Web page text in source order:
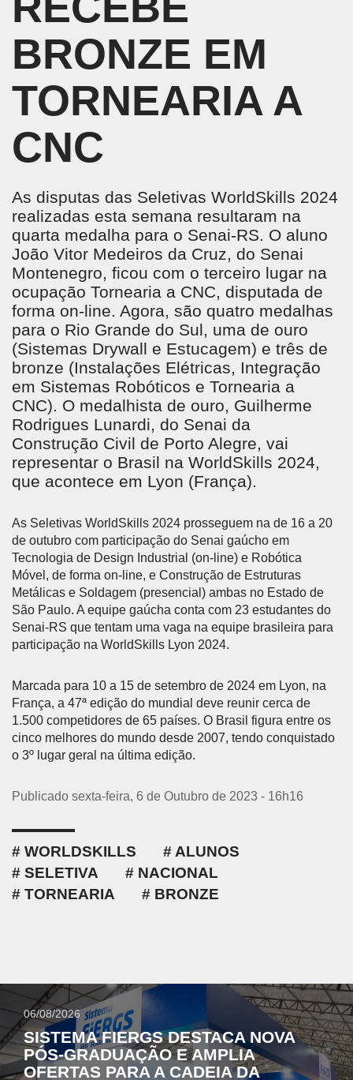
BRONZE EM
TORNEARIA A
CNC
As disputas das Seletivas WorldSkills 2024
realizadas esta semana resultaram na
quarta medalha para o Senai-RS. O aluno
João Vitor Medeiros da Cruz, do Senai
Montenegro, ficou com o terceiro lugar na
ocupação Tornearia a CNC, disputada de
forma on-line. Agora, são quatro medalhas
para o Rio Grande do Sul, uma de ouro
(Sistemas Drywall e Estucagem) e três de
bronze (Instalações Elétricas, Integração
em Sistemas Robóticos e Tornearia a
CNC). O medalhista de ouro, Guilherme
Rodrigues Lunardi, do Senai da
Construção Civil de Porto Alegre, vai
representar o Brasil na WorldSkills 2024,
que acontece em Lyon (França).
As Seletivas WorldSkills 2024 prosseguem na de 16 a 20
de outubro com participação do Senai gaúcho em
Tecnologia de Design Industrial (on-line) e Robótica
Móvel, de forma on-line, e Construção de Estruturas
Metálicas e Soldagem (presencial) ambas no Estado de
São Paulo. A equipe gaúcha conta com 23 estudantes do
Senai-RS que tentam uma vaga na equipe brasileira para
participação na WorldSkills Lyon 2024.
Marcada para 10 a 15 de setembro de 2024 em Lyon, na
França, a 47ª edição do mundial deve reunir cerca de
1.500 competidores de 65 países. O Brasil figura entre os
cinco melhores do mundo desde 2007, tendo conquistado
o 3º lugar geral na última edição.
Publicado sexta-feira, 6 de Outubro de 2023 - 16h16
WORLDSKILLS
ALUNOS
SELETIVA
NACIONAL
TORNEARIA
BRONZE
06/08/2026
SISTEMA FIERGS DESTACA NOVA
PÓS-GRADUAÇÃO E AMPLIA
OFERTAS PARA A CADEIA DA